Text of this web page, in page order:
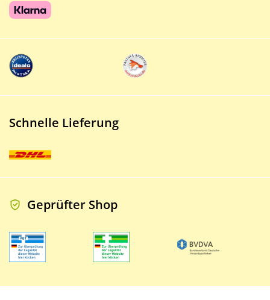
Schnelle Lieferung
Geprüfter Shop